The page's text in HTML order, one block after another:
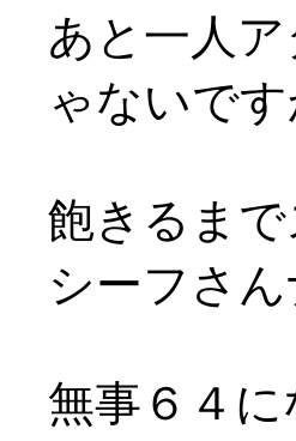
あと一人
ゃないで
飽きるま
シーフさ
無事６４